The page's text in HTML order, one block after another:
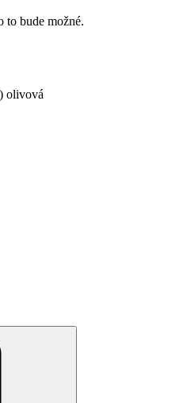
to bude možné.